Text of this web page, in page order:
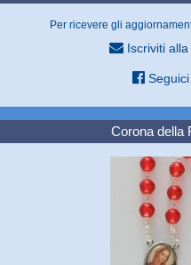
Per ricevere gli
Iscriviti
Corona della